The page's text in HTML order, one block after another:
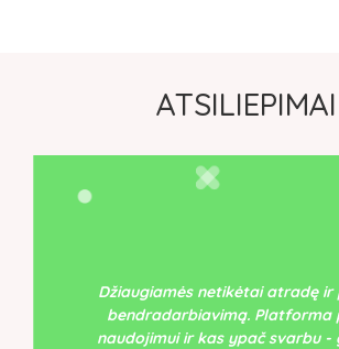
ATSILIEPIMAI
Džiaugiamės netikėtai atradę ir
bendradarbiavimą. Platforma
naudojimui ir kas ypač svarbu -